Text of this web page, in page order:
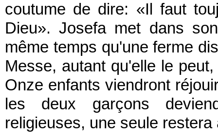
coutume de dire: «Il faut
Dieu». Josefa met dans
même temps qu'une ferme
Messe, autant qu'elle le
Onze enfants viendront
les deux garçons
religieuses, une seule